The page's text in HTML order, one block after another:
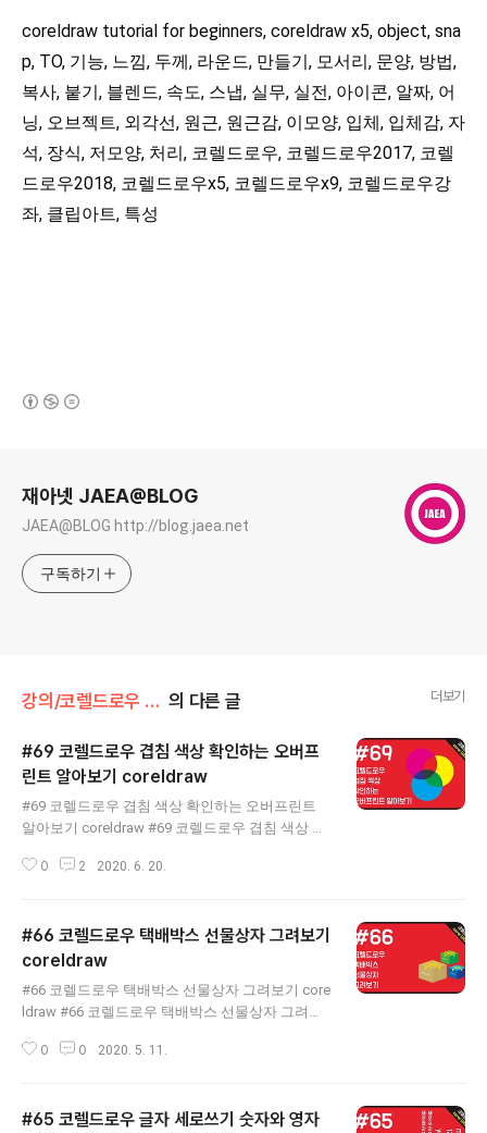
coreldraw tutorial for beginners, coreldraw x5, object, sna
p, TO, 기능, 느낌, 두께, 라운드, 만들기, 모서리, 문양, 방법,
복사, 붙기, 블렌드, 속도, 스냅, 실무, 실전, 아이콘, 알짜, 어
닝, 오브젝트, 외각선, 원근, 원근감, 이모양, 입체, 입체감, 자
석, 장식, 저모양, 처리, 코렐드로우, 코렐드로우2017, 코렐
드로우2018, 코렐드로우x5, 코렐드로우x9, 코렐드로우강
좌, 클립아트, 특성
재아넷 JAEA@BLOG
JAEA@BLOG http://blog.jaea.net
구독하기
강의/코렐드로우 2019 의 다른 글 더보기
#69 코렐드로우 겹침 색상 확인하는 오버프
린트 알아보기 coreldraw
#69 코렐드로우 겹침 색상 확인하는 오버프린트
알아보기 coreldraw #69 코렐드로우 겹침 색상 확
쳤을때 그 겹쳐진 색상은 무슨색이 될까요? 그 부
어렵지 않은 설정으로 확인이 가능합니다. 이번에
같이 배워 볼까요~ 재아클래스, 코렐드로우, 코렐
드로우강좌, 코렐드로우 2019, 코렐드로우 2018,
코렐드로우2017, 코렐드로우 x7, 코렐드로우x5, 코
렐드로우9, 코렐드로우 기초, coreldraw tip coreld
raw tutorial, coreldraw tutorial for beginners, core
0 2 2020. 6. 20.
#66 코렐드로우 택배박스 선물상자 그려보기
coreldraw
#66 코렐드로우 택배박스 선물상자 그려보기 core
ldraw #66 코렐드로우 택배박스 선물상자 그려보
넣기를 이용한 오브젝트 복사 모양도구 툴 (F10)을
재아클래스, 코렐드로우, 코렐드로우강좌, 코렐드
0 0 2020. 5. 11.
#65 코렐드로우 글자 세로쓰기 숫자와 영자